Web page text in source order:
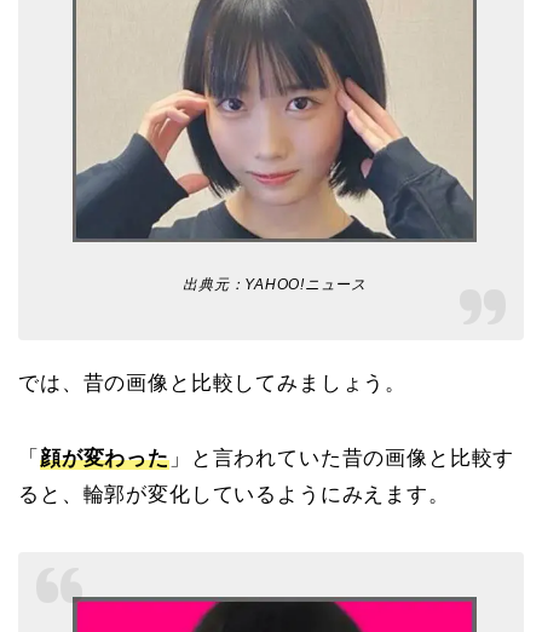
出典元： YAHOO!ニュース
では、昔の画像と比較してみましょう。
「 顔が変わった」と言われていた昔の画像と比較す
ると、輪郭が変化しているようにみえます。